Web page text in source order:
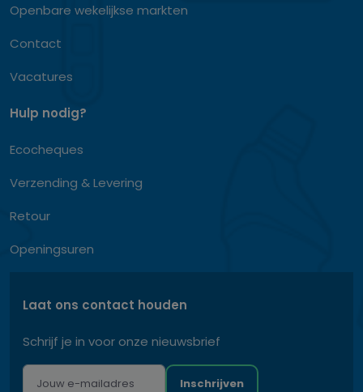
Openbare wekelijkse markten
Contact
Vacatures
Hulp nodig?
Ecocheques
Verzending & Levering
Retour
Openingsuren
Laat ons contact houden
Schrijf je in voor onze nieuwsbrief
Inschrijven